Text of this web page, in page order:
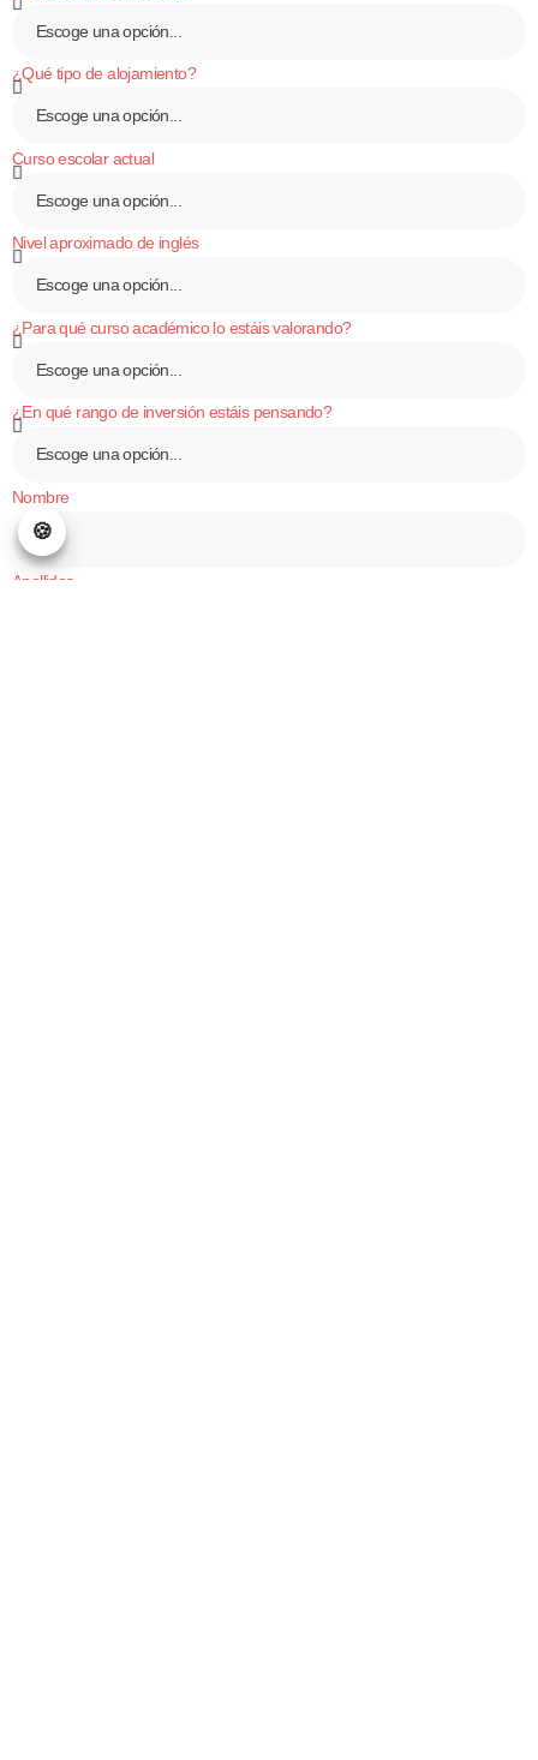
¿Qué tipo de alojamiento?
Curso escolar actual
Nivel aproximado de inglés
¿Para qué curso académico lo estáis valorando?
¿En qué rango de inversión estáis pensando?
Nombre
Apellidos